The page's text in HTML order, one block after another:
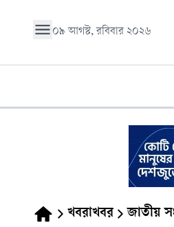
০৯ আগস্ট, রবিবার ২০২৬
খবরাখবর জাতীয়